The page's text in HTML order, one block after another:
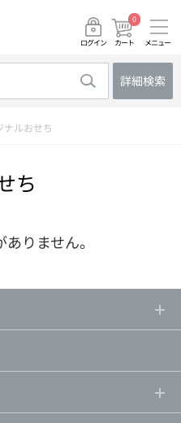
ログイン カート
0
メニュー
詳細検索
ナルおせち
ち
りません。